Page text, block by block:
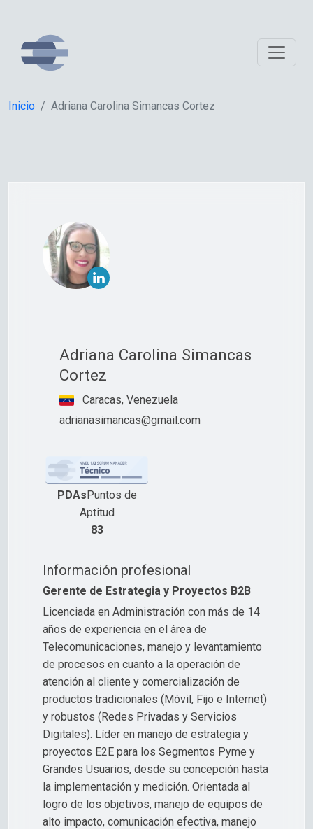
Inicio Adriana Carolina Simancas Cortez
Adriana Carolina Simancas
Cortez
Caracas, Venezuela
adrianasimancas@gmail.com
PDAsPuntos de
Aptitud
83
Información profesional
Gerente de Estrategia y Proyectos B2B
Licenciada en Administración con más de 14
años de experiencia en el área de
Telecomunicaciones, manejo y levantamiento
de procesos en cuanto a la operación de
atención al cliente y comercialización de
productos tradicionales (Móvil, Fijo e Internet)
y robustos (Redes Privadas y Servicios
Digitales). Líder en manejo de estrategia y
proyectos E2E para los Segmentos Pyme y
Grandes Usuarios, desde su concepción hasta
la implementación y medición. Orientada al
logro de los objetivos, manejo de equipos de
alto impacto, comunicación efectiva, manejo